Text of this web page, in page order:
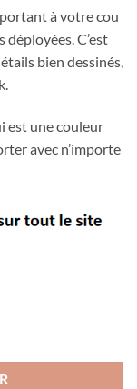
à votre cou
C’est
bien dessinés,
est une couleur
avec n’importe